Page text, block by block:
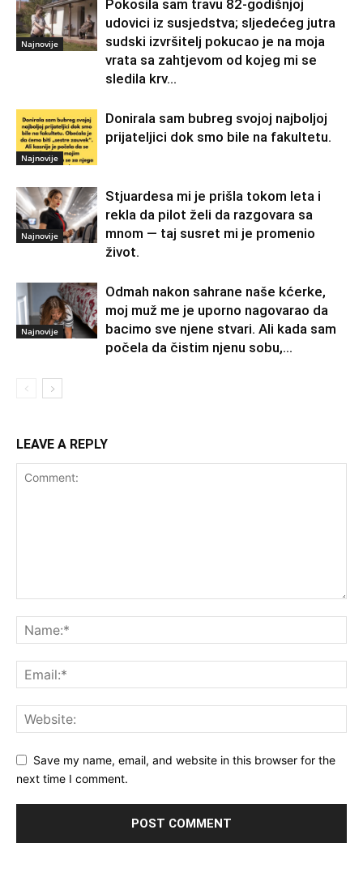
Najnovije
Pokosila sam travu 82-godišnjoj
udovici iz susjedstva; sljedećeg jutra
sudski izvršitelj pokucao je na moja
vrata sa zahtjevom od kojeg mi se
sledila krv...
Najnovije
Donirala sam bubreg svojoj najboljoj
prijateljici dok smo bile na fakultetu.
Najnovije
Stjuardesa mi je prišla tokom leta i
rekla da pilot želi da razgovara sa
mnom — taj susret mi je promenio
život.
Najnovije
Odmah nakon sahrane naše kćerke,
moj muž me je uporno nagovarao da
bacimo sve njene stvari. Ali kada sam
počela da čistim njenu sobu,...
LEAVE A REPLY
Save my name, email, and website in this browser for the
next time I comment.